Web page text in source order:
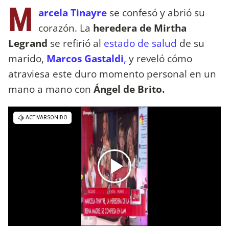
M arcela Tinayre se confesó y abrió su
corazón. La heredera de Mirtha
Legrand se refirió al estado de salud de su
marido, Marcos Gastaldi, y reveló cómo
atraviesa este duro momento personal en un
mano a mano con Ángel de Brito.